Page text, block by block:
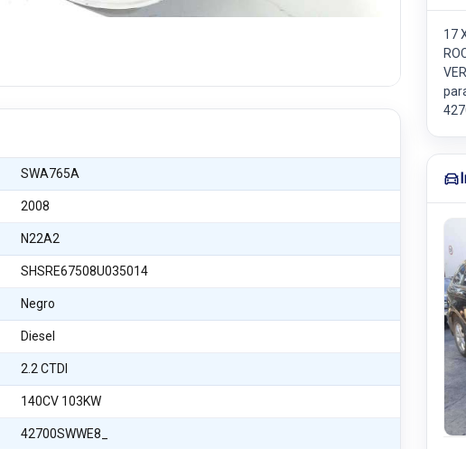
SWA765A
2008
N22A2
SHSRE67508U035014
Negro
Diesel
2.2 CTDI
140CV 103KW
42700SWWE8_
17